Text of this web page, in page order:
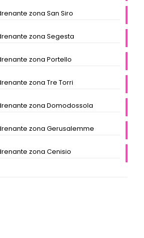
zona San Siro
zona Segesta
zona Portello
zona Tre Torri
zona Domodossola
zona Gerusalemme
zona Cenisio